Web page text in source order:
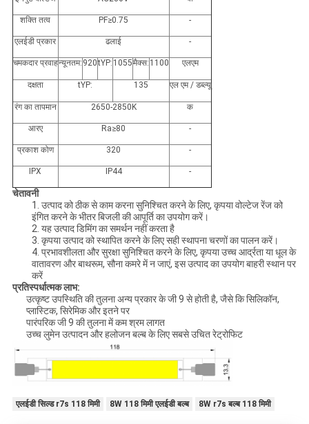
शक्ति तत्व PF≥0.75 -
एलईडी प्रकार ढलाई -
चमकदार प्रवाहन्यूनतम: 920tYP: 1055मैक्स: 1100 एलएम
दक्षता tYP: 135 एल एम / डब्ल्यू
रंग का तापमान 2650-2850K क
आरए Ra≥80 -
प्रकाश कोण 320 -
IPX IP44 -
चेतावनी
1. उत्पाद को ठीक से काम करना सुनिश्चित करने के लिए, कृपया वोल्टेज रेंज को
इंगित करने के भीतर बिजली की आपूर्ति का उपयोग करें।
2. यह उत्पाद डिमिंग का समर्थन नहीं करता है
3. कृपया उत्पाद को स्थापित करने के लिए सही स्थापना चरणों का पालन करें।
4. प्रभावशीलता और सुरक्षा सुनिश्चित करने के लिए, कृपया उच्च आर्द्रता या धूल के
वातावरण और बाथरूम, सौना कमरे में न जाएं, इस उत्पाद का उपयोग बाहरी स्थान पर
करें
प्रतिस्पर्धात्मक लाभ:
उत्कृष्ट उपस्थिति की तुलना अन्य प्रकार के जी 9 से होती है, जैसे कि सिलिकॉन,
प्लास्टिक, सिरेमिक और इतने पर
पारंपरिक जी 9 की तुलना में कम श्रम लागत
उच्च लुमेन उत्पादन और हलोजन बल्ब के लिए सबसे उचित रेट्रोफिट
एलईडी सिल्ड r7s 118 मिमी 8W 118 मिमी एलईडी बल्ब 8W r7s बल्ब 118 मिमी